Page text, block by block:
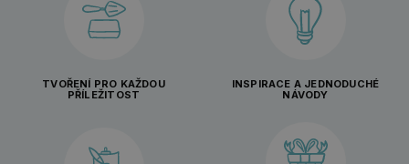
TVOŘENÍ PRO KAŽDOU
PŘÍLEŽITOST
INSPIRACE A JEDNODUCHÉ
NÁVODY